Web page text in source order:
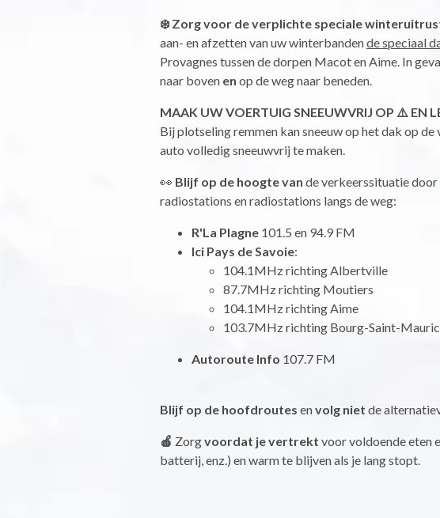
❄️ Zorg voor de verplichte speciale
aan- en afzetten van uw winterbandende speciaal
Provagnes tussen de dorpen Macot en Aime. In
naar boven en op de weg naar beneden.
MAAK UW VOERTUIG SNEEUWVRIJ OP ⚠️ EN
Bij plotseling remmen kan sneeuw op het dak op
auto volledig sneeuwvrij te maken.
👀 Blijf op de hoogte van de verkeerssituatie door
radiostations en radiostations langs de weg:
R'La Plagne 101.5 en 94.9 FM
Ici Pays de Savoie:
104.1MHz richting Albertville
87.7MHz richting Moutiers
104.1MHz richting Aime
103.7MHz richting Bourg-Saint-
Autoroute Info 107.7 FM
Blijf op de hoofdroutes envolg niet de
🍎 Zorgvoordat je vertrekt voor voldoende eten
batterij, enz.) en warm te blijven als je lang stopt.